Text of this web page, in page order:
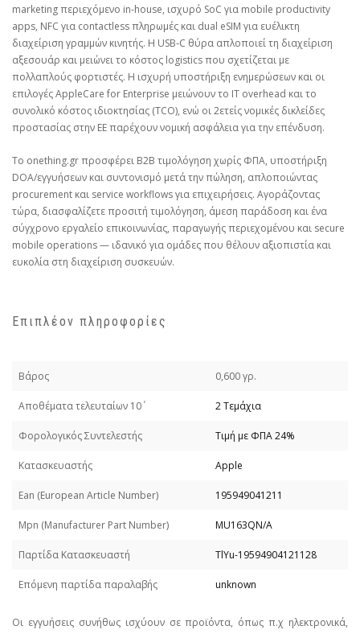
marketing περιεχόμενο in‑house, ισχυρό SoC για mobile productivity
apps, NFC για contactless πληρωμές και dual eSIM για ευέλικτη
διαχείριση γραμμών κινητής. Η USB‑C θύρα απλοποιεί τη διαχείριση
αξεσουάρ και μειώνει το κόστος logistics που σχετίζεται με
πολλαπλούς φορτιστές. Η ισχυρή υποστήριξη ενημερώσεων και οι
επιλογές AppleCare for Enterprise μειώνουν το IT overhead και το
συνολικό κόστος ιδιοκτησίας (TCO), ενώ οι 2ετείς νομικές δικλείδες
προστασίας στην ΕΕ παρέχουν νομική ασφάλεια για την επένδυση.
Το onething.gr προσφέρει B2B τιμολόγηση χωρίς ΦΠΑ, υποστήριξη
DOA/εγγυήσεων και συντονισμό μετά την πώληση, απλοποιώντας
procurement και service workflows για επιχειρήσεις. Αγοράζοντας
τώρα, διασφαλίζετε προσιτή τιμολόγηση, άμεση παράδοση και ένα
σύγχρονο εργαλείο επικοινωνίας, παραγωγής περιεχομένου και secure
mobile operations — ιδανικό για ομάδες που θέλουν αξιοπιστία και
ευκολία στη διαχείριση συσκευών.
Επιπλέον πληροφορίες
Βάρος 0,600 γρ.
Απoθέματα τελευταίων 10΄ 2 Τεμάχια
Φορολογικός Συντελεστής Τιμή με ΦΠΑ 24%
Κατασκευαστής Apple
Εan (European Article Number) 195949041211
Mpn (Manufacturer Part Number) MU163QN/A
Παρτίδα Κατασκευαστή TlYu-19594904121128
Επόμενη παρτίδα παραλαβής unknown
Οι εγγυήσεις συνήθως ισχύουν σε προϊόντα, όπως π.χ ηλεκτρονικά,